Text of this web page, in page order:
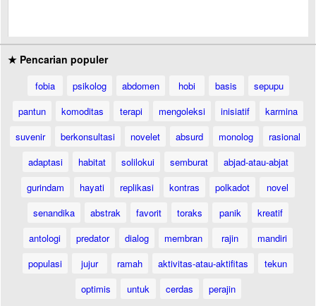
★ Pencarian populer
fobia psikolog abdomen hobi basis
sepupu
pantun
komoditas terapi mengoleksi inisiatif
karmina
suvenir
berkonsultasi novelet absurd monolog
rasional
adaptasi
habitat solilokui semburat
abjad-atau-abjat
gurindam
hayati replikasi kontras polkadot
novel
senandika
abstrak favorit toraks panik
kreatif
antologi
predator dialog membran rajin
mandiri
populasi
jujur ramah aktivitas-atau-aktifitas
tekun
optimis
untuk cerdas perajin